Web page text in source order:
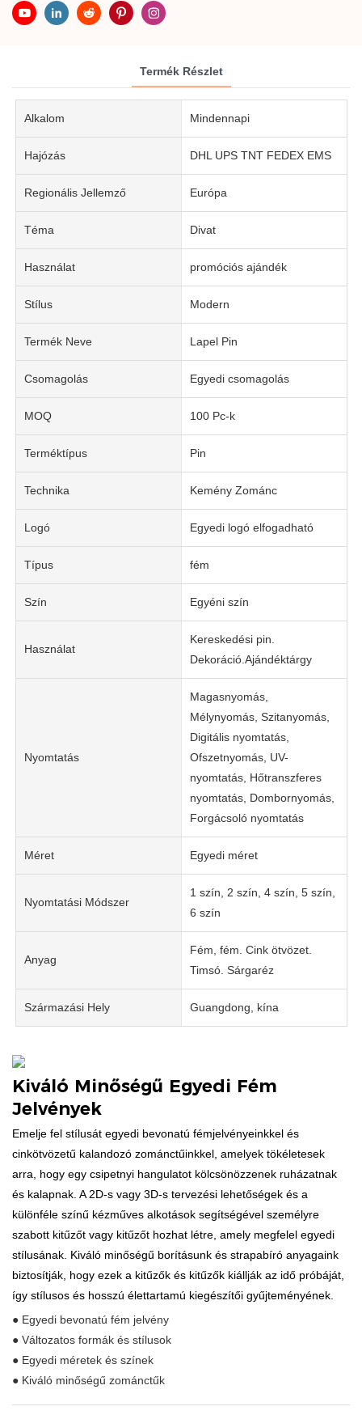
Termék Részlet
Alkalom Mindennapi
Hajózás DHL UPS TNT FEDEX EMS
Regionális Jellemző Európa
Téma Divat
Használat promóciós ajándék
Stílus Modern
Termék Neve Lapel Pin
Csomagolás Egyedi csomagolás
MOQ 100 Pc-k
Terméktípus Pin
Technika Kemény Zománc
Logó Egyedi logó elfogadható
Típus fém
Szín Egyéni szín
Használat
Kereskedési pin.
Dekoráció.Ajándéktárgy
Nyomtatás
Magasnyomás,
Mélynyomás, Szitanyomás,
Digitális nyomtatás,
Ofszetnyomás, UV-
nyomtatás, Hőtranszferes
nyomtatás, Dombornyomás,
Forgácsoló nyomtatás
Méret Egyedi méret
Nyomtatási Módszer
1 szín, 2 szín, 4 szín, 5 szín,
6 szín
Anyag
Fém, fém. Cink ötvözet.
Timsó. Sárgaréz
Származási Hely Guangdong, kína
Kiváló Minőségű Egyedi Fém
Jelvények
Emelje fel stílusát egyedi bevonatú fémjelvényeinkkel és
cinkötvözetű kalandozó zománctűinkkel, amelyek tökéletesek
arra, hogy egy csipetnyi hangulatot kölcsönözzenek ruházatnak
és kalapnak. A 2D-s vagy 3D-s tervezési lehetőségek és a
különféle színű kézműves alkotások segítségével személyre
szabott kitűzőt vagy kitűzőt hozhat létre, amely megfelel egyedi
stílusának. Kiváló minőségű borításunk és strapabíró anyagaink
biztosítják, hogy ezek a kitűzők és kitűzők kiállják az idő próbáját,
így stílusos és hosszú élettartamú kiegészítői gyűjteményének.
● Egyedi bevonatú fém jelvény
● Változatos formák és stílusok
● Egyedi méretek és színek
● Kiváló minőségű zománctűk